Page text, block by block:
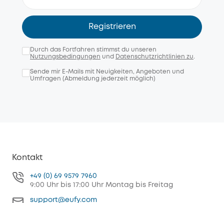
Registrieren
Durch das Fortfahren stimmst du unseren
Nutzungsbedingungen und Datenschutzrichtlinien zu.
Sende mir E-Mails mit Neuigkeiten, Angeboten und
Umfragen (Abmeldung jederzeit möglich)
Kontakt
+49 (0) 69 9579 7960
9:00 Uhr bis 17:00 Uhr Montag bis Freitag
support@eufy.com